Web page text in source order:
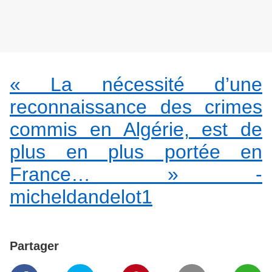
« La nécessité d’une
reconnaissance des crimes
commis en Algérie, est de
plus en plus portée en
France… » -
micheldandelot1
Partager